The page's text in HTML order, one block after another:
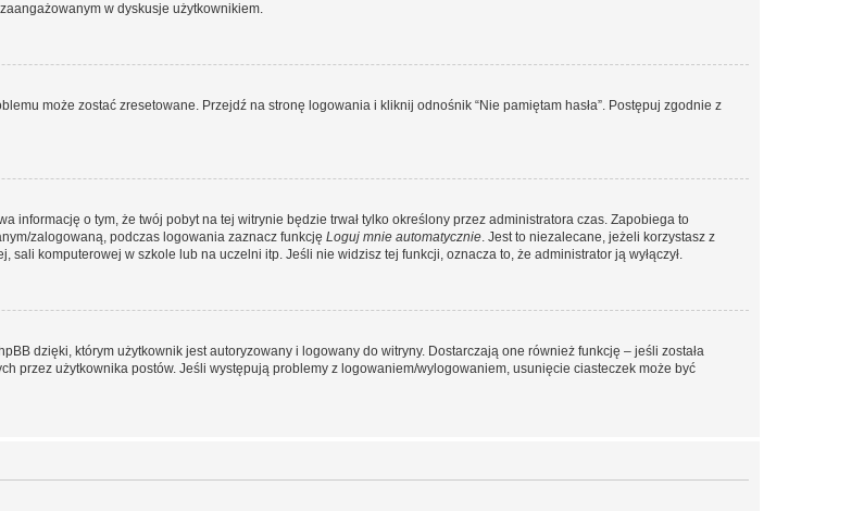
w dyskusje użytkownikiem.
może zostać zresetowane. Przejdź na stronę logowania i kliknij odnośnik “Nie pamiętam hasła”. Postępuj zgodnie z
informację o tym, że twój pobyt na tej witrynie będzie trwał tylko określony przez administratora czas. Zapobiega to
zalogowaną, podczas logowania zaznacz funkcję Loguj mnie automatycznie. Jest to niezalecane, jeżeli korzystasz z
komputerowej w szkole lub na uczelni itp. Jeśli nie widzisz tej funkcji, oznacza to, że administrator ją wyłączył.
dzięki, którym użytkownik jest autoryzowany i logowany do witryny. Dostarczają one również funkcję – jeśli została
przez użytkownika postów. Jeśli występują problemy z logowaniem/wylogowaniem, usunięcie ciasteczek może być